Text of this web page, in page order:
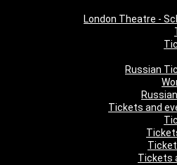
London Theatre -
Russian
Tickets and
Tickets